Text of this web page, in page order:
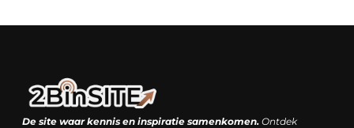
De site waar kennis en inspiratie samenkomen.Ontdek